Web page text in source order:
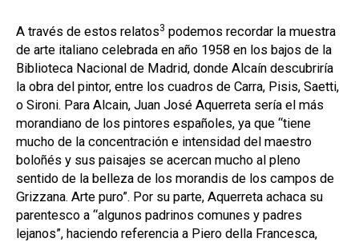
A través de estos relatos3 podemos recordar la muestra
de arte italiano celebrada en año 1958 en los bajos de la
Biblioteca Nacional de Madrid, donde Alcaín descubriría
la obra del pintor, entre los cuadros de Carra, Pisis, Saetti,
o Sironi. Para Alcain, Juan José Aquerreta sería el más
morandiano de los pintores españoles, ya que “tiene
mucho de la concentración e intensidad del maestro
boloñés y sus paisajes se acercan mucho al pleno
sentido de la belleza de los morandis de los campos de
Grizzana. Arte puro”. Por su parte, Aquerreta achaca su
parentesco a “algunos padrinos comunes y padres
lejanos”, haciendo referencia a Piero della Francesca,